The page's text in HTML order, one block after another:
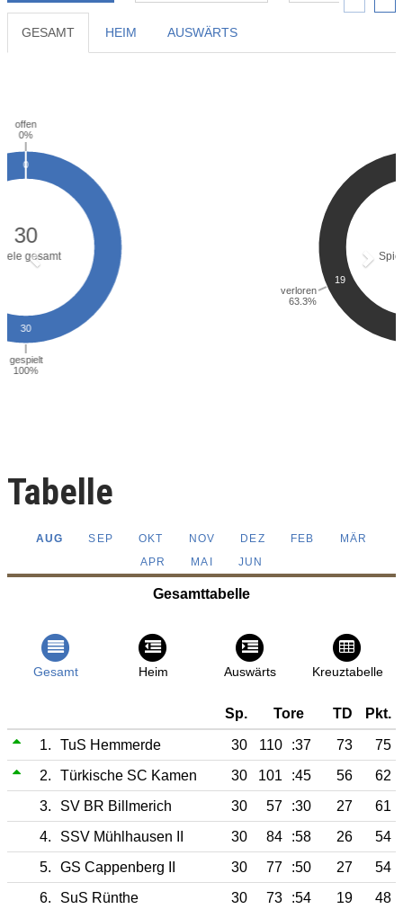
GESAMT HEIM AUSWÄRTS
Tabelle
AUG SEP OKT NOV DEZ FEB
MÄR
APR
MAI JUN
Gesamttabelle
Gesamt Heim Auswärts Kreuztabelle
Sp. Tore TD Pkt.
1. TuS Hemmerde 30 110 :37 73
75
2.
Türkische SC Kamen 30 101 :45 56
62
3.
SV BR Billmerich 30 57 :30 27
61
4.
SSV Mühlhausen II 30 84 :58 26
54
5.
GS Cappenberg II 30 77 :50 27
54
6.
SuS Rünthe 30 73 :54 19
48